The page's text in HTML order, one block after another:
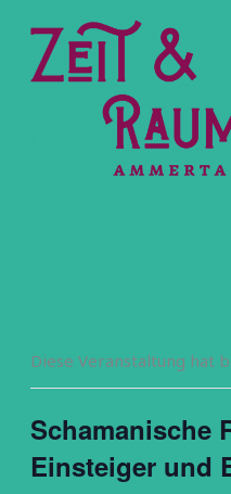
Inhalt
springen
Diese Veranstaltung hat
Schamanische
Einsteiger und